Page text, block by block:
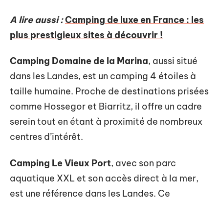
A lire aussi :Camping de luxe en France : les
plus prestigieux sites à découvrir !
Camping Domaine de la Marina, aussi situé
dans les Landes, est un camping 4 étoiles à
taille humaine. Proche de destinations prisées
comme Hossegor et Biarritz, il offre un cadre
serein tout en étant à proximité de nombreux
centres d’intérêt.
Camping Le Vieux Port, avec son parc
aquatique XXL et son accès direct à la mer,
est une référence dans les Landes. Ce